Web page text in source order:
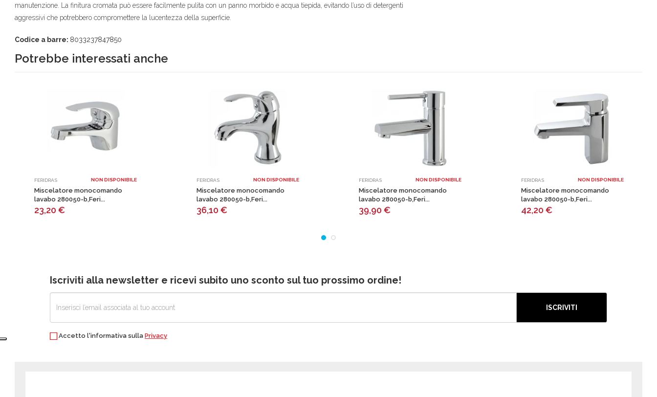
manutenzione. La finitura cromata può essere facilmente pulita con un panno morbido e acqua tiepida, evitando l’uso di detergenti
aggressivi che potrebbero compromettere la lucentezza della superficie.
Codice a barre: 8033237847850
Potrebbe interessati anche
FERIDRAS NON DISPONIBILE
Miscelatore monocomando
lavabo 280050-b,Feri...
23,20 €
FERIDRAS NON DISPONIBILE
Miscelatore monocomando
lavabo 280050-b,Feri...
36,10 €
FERIDRAS NON DISPONIBILE
Miscelatore monocomando
lavabo 280050-b,Feri...
39,90 €
FERIDRAS NON DISPONIBILE
Miscelatore monocomando
lavabo 280050-b,Feri...
42,20 €
Iscriviti alla newsletter e ricevi subito uno sconto sul tuo prossimo ordine!
ISCRIVITI
Accetto l'informativa sulla Privacy